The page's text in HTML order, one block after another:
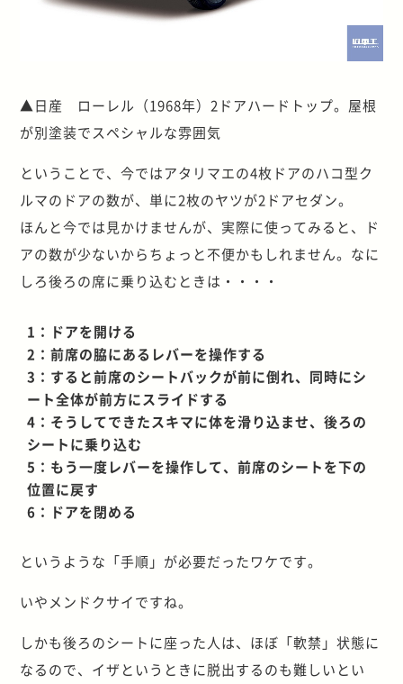
▲日産 ローレル（1968年）2ドアハードトップ。屋根
が別塗装でスペシャルな雰囲気
ということで、今ではアタリマエの4枚ドアのハコ型ク
ルマのドアの数が、単に2枚のヤツが2ドアセダン。
ほんと今では見かけませんが、実際に使ってみると、ド
アの数が少ないからちょっと不便かもしれません。なに
しろ後ろの席に乗り込むときは・・・・
1：ドアを開ける
2：前席の脇にあるレバーを操作する
3：すると前席のシートバックが前に倒れ、同時にシ
ート全体が前方にスライドする
4：そうしてできたスキマに体を滑り込ませ、後ろの
シートに乗り込む
5：もう一度レバーを操作して、前席のシートを下の
位置に戻す
6：ドアを閉める
というような「手順」が必要だったワケです。
いやメンドクサイですね。
しかも後ろのシートに座った人は、ほぼ「軟禁」状態に
なるので、イザというときに脱出するのも難しいとい